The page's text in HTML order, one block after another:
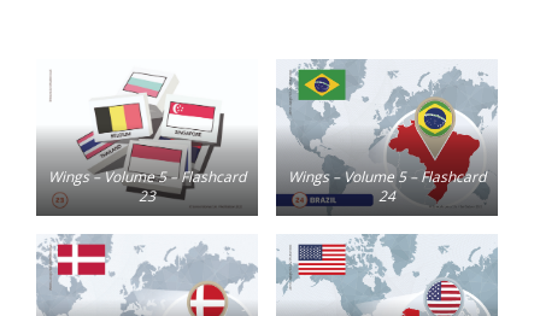
Wings – Volume 5 – Flashcard
23
Wings – Volume 5 – Flashcard
24